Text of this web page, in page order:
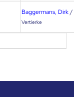
Baggermans, Dirk/
Vertierke